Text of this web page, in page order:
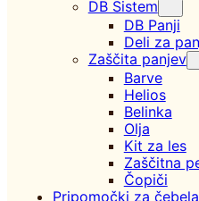
DB Sistem
DB Panji
Deli za
Zaščita panjev
Barve
Helios
Belinka
Olja
Kit za les
Zaščitna
Čopiči
Pripomočki za